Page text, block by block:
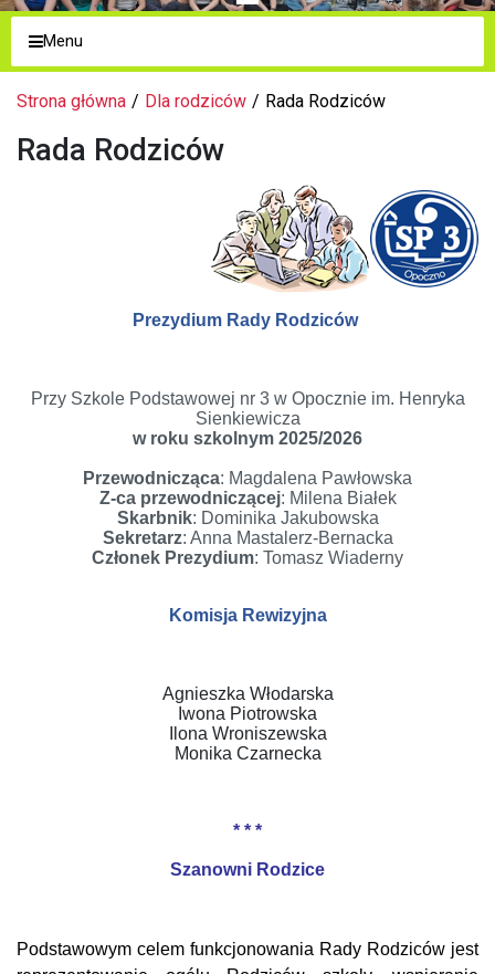
Menu
Strona główna Dla rodziców Rada Rodziców
Rada Rodziców
Prezydium Rady Rodziców
Przy Szkole Podstawowej nr 3 w Opocznie im. Henryka
Sienkiewicza
w roku szkolnym 2025/2026
Przewodnicząca: Magdalena Pawłowska
Z-ca przewodniczącej: Milena Białek
Skarbnik: Dominika Jakubowska
Sekretarz: Anna Mastalerz-Bernacka
Członek Prezydium: Tomasz Wiaderny
Komisja Rewizyjna
Agnieszka Włodarska
Iwona Piotrowska
Ilona Wroniszewska
Monika Czarnecka
* * *
Szanowni Rodzice
Podstawowym celem funkcjonowania Rady Rodziców jest